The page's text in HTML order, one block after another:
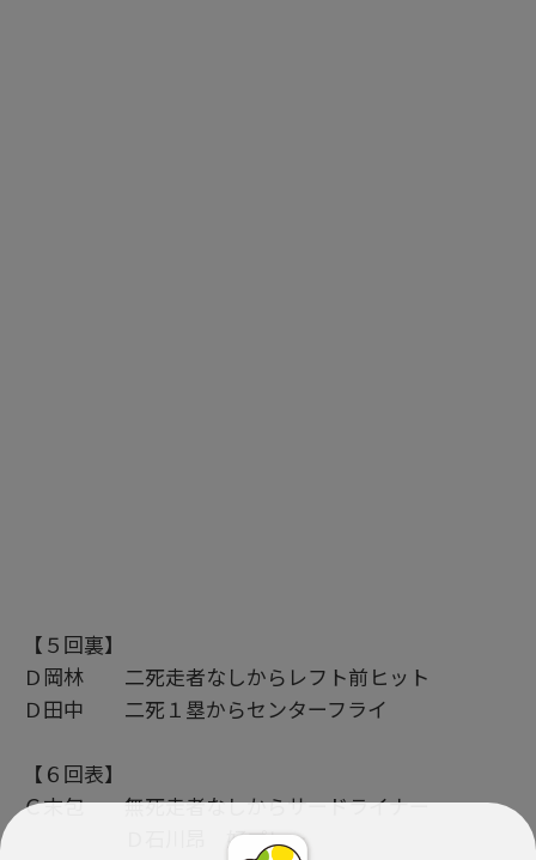
【５回裏】
Ｄ岡林 二死走者なしからレフト前ヒット
Ｄ田中 二死１塁からセンターフライ
【６回表】
Ｃ末包 無死走者なしからサードライナー
Ｄ石川昂 好プレー